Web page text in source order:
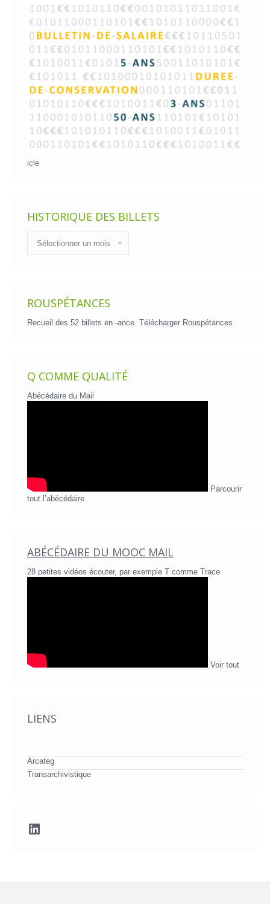
icle
HISTORIQUE DES BILLETS
des
billets
ROUSPÉTANCES
Recueil des 52 billets en -ance. Télécharger Rouspétances
Q COMME QUALITÉ
Abécédaire du Mail
Parcourir
tout l’abécédaire
ABÉCÉDAIRE DU MOOC MAIL
28 petites vidéos écouter, par exemple T comme Trace
Voir tout
LIENS
Arcateg
Transarchivistique
LinkedIn